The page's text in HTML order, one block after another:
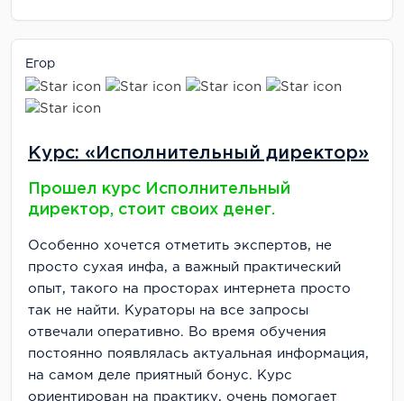
Егор
Курс: «Исполнительный директор»
Прошел курс Исполнительный
директор, стоит своих денег.
Особенно хочется отметить экспертов, не
просто сухая инфа, а важный практический
опыт, такого на просторах интернета просто
так не найти. Кураторы на все запросы
отвечали оперативно. Во время обучения
постоянно появлялась актуальная информация,
на самом деле приятный бонус. Курс
ориентирован на практику, очень помогает